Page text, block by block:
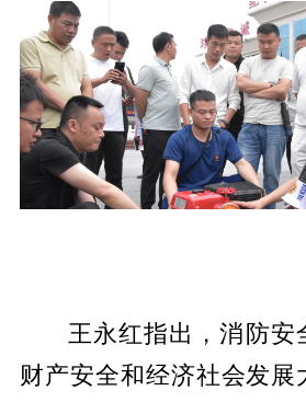
王永红指出，消防安
财产安全和经济社会发展